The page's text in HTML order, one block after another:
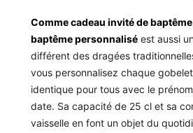
Comme cadeau invité de
baptême personnalisé est aussi
différent des dragées
vous personnalisez chaque
identique pour tous avec le
date. Sa capacité de 25 cl et sa
vaisselle en font un objet du